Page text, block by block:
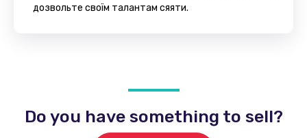
дозвольте своїм талантам сяяти.
Do you have something to sell?